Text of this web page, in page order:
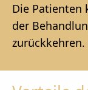
Die Patienten
der
zurückkehren.